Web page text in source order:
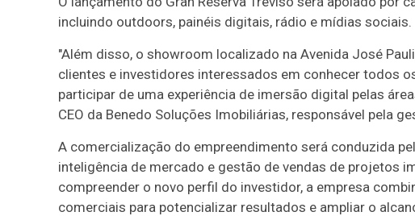
incluindo outdoors, painéis digitais, rádio e mídias sociais.
"Além disso, o showroom localizado na Avenida José
clientes e investidores interessados em conhecer todos
participar de uma experiência de imersão digital pelas
CEO da Benedo Soluções Imobiliárias, responsável pela
A comercialização do empreendimento será conduzida
inteligência de mercado e gestão de vendas de projetos
compreender o novo perfil do investidor, a empresa
comerciais para potencializar resultados e ampliar o